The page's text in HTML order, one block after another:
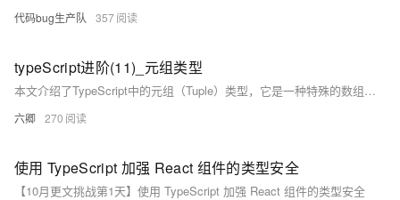
代码bug生产队 357
typeScript进阶(11)_元组类型
本文介绍了TypeScript中的元组（Tuple）类型，它是一种特殊的数组类型，可以存储不同类型的元素。文章通过示例展示了如何声明元组类型以及如何给元组赋值。元组类型在定义时需要指定数组中每一项的类型，且在赋值时必须满足这些类型约束。此外，还探讨了如何给元组类型添加额外的元素，这些元素必须符合元组类型中定义的类型联合。
六卿 270
使用 TypeScript 加强 React 组件的类型安全
【10月更文挑战第1天】使用 TypeScript 加强 React 组件的类型安全